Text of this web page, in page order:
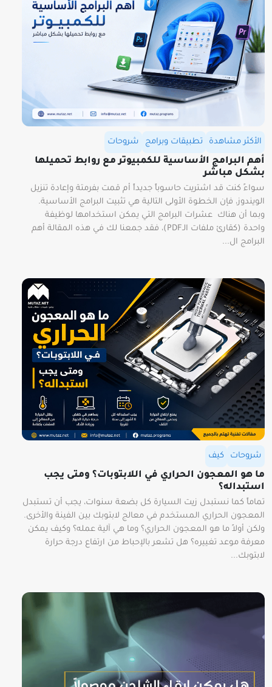
الأكثر مشاهدة تطبيقات وبرامج شروحات
أهم البرامج الأساسية للكمبيوتر مع روابط تحميلها
بشكل مباشر
سواءً كنت قد اشتريت حاسوباً جديداً أم قمت بفرمتة وإعادة تنزيل
الويندوز، فإن الخطوة الأولى التالية هي تثبيت البرامج الأساسية.
وبما أن هناك عشرات البرامج التي يمكن استخدامها لوظيفة
واحدة (كقارئ ملفات الـPDF)، فقد جمعنا لك في هذه المقالة أهم
البرامج ال...
شروحات كيف
ما هو المعجون الحراري في اللابتوبات؟ ومتى يجب
استبداله؟
تماماً كما نستبدل زيت السيارة كل بضعة سنوات، يجب أن تستبدل
المعجون الحراري المستخدم في معالج لابتوبك بين الفينة والأخرى.
ولكن أولاً ما هو المعجون الحراري؟ وما هي آلية عمله؟ وكيف يمكن
معرفة موعد تغييره؟ هل تشعر بالإحباط من ارتفاع درجة حرارة
لابتوبك...